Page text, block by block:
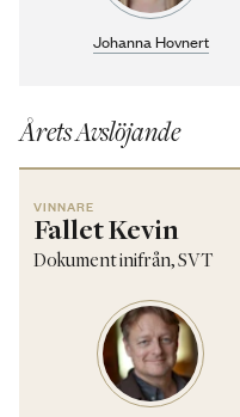
Johanna Hovnert
Årets Avslöjande
VINNARE
Fallet Kevin
Dokument inifrån, SVT